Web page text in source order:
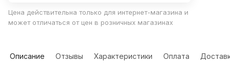
Цена действительна только для интернет-магазина и
может отличаться от цен в розничных магазинах
Описание Отзывы Характеристики Оплата